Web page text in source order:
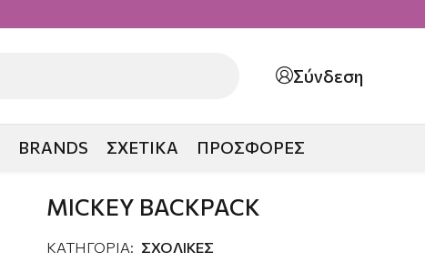
Σύνδεση
BRANDS ΣΧΕΤΙΚΑ ΠΡΟΣΦΟΡΕΣ
MICKEY BACKPACK
ΚΑΤΗΓΟΡΙΑ: ΣΧΟΛΙΚΕΣ